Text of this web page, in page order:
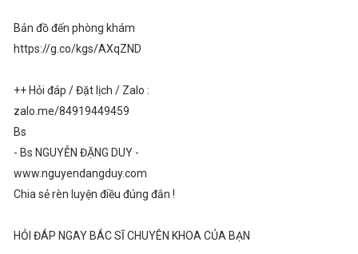
Bản đồ đến phòng khám
https://g.co/kgs/AXqZND
++ Hỏi đáp / Đặt lịch / Zalo :
zalo.me/84919449459
Bs
- Bs NGUYỄN ĐẶNG DUY -
www.nguyendangduy.com
Chia sẻ rèn luyện điều đúng đắn !
HỎI ĐÁP NGAY BÁC SĨ CHUYÊN KHOA CỦA BẠN